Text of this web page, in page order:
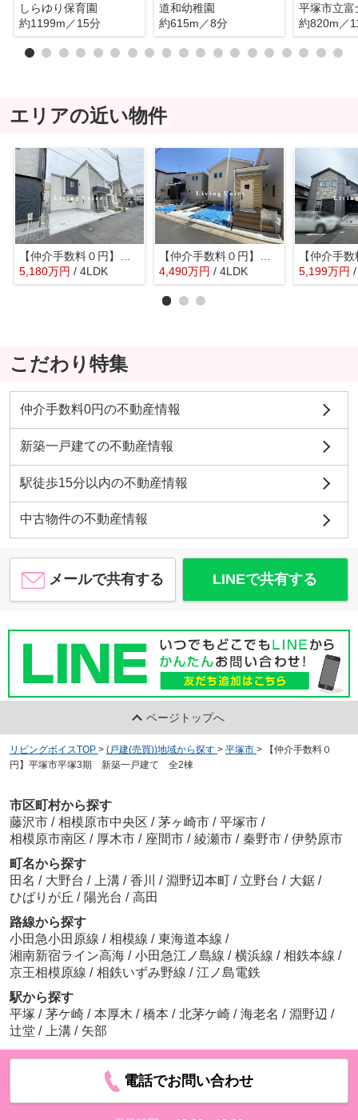
しらゆり保育園
約1199m／15分
道和幼稚園
約615m／8分
平塚市立富
約820m／
エリアの近い物件
【仲介手数料０円】平塚市虹ケ浜 新築一戸建て 全2棟
5,180万円 / 4LDK
【仲介手数料０円】平塚市平塚3丁目 新築一戸建て 全15棟
4,490万円 / 4LDK 5,199万円
こだわり特集
仲介手数料0円の不動産情報
新築一戸建ての不動産情報
駅徒歩15分以内の不動産情報
中古物件の不動産情報
メールで共有する LINEで共有する
ページトップへ
リビングボイスTOP > (戸建(売買))地域から探す > 平塚市 >
【仲介手数料０
円】平塚市平塚3期 新築一戸建て 全2棟
市区町村から探す
藤沢市 / 相模原市中央区 / 茅ヶ崎市 / 平塚市 /
相模原市南区 / 厚木市 / 座間市 / 綾瀬市 / 秦野市 / 伊勢原市
町名から探す
田名 / 大野台 / 上溝 / 香川 / 淵野辺本町 / 立野台 / 大鋸 /
ひばりが丘 / 陽光台 / 高田
路線から探す
小田急小田原線 / 相模線 / 東海道本線 /
湘南新宿ライン高海 / 小田急江ノ島線 / 横浜線 / 相鉄本線 /
京王相模原線 / 相鉄いずみ野線 / 江ノ島電鉄
駅から探す
平塚 / 茅ケ崎 / 本厚木 / 橋本 / 北茅ケ崎 / 海老名 / 淵野辺 /
辻堂 / 上溝 / 矢部
電話でお問い合わせ